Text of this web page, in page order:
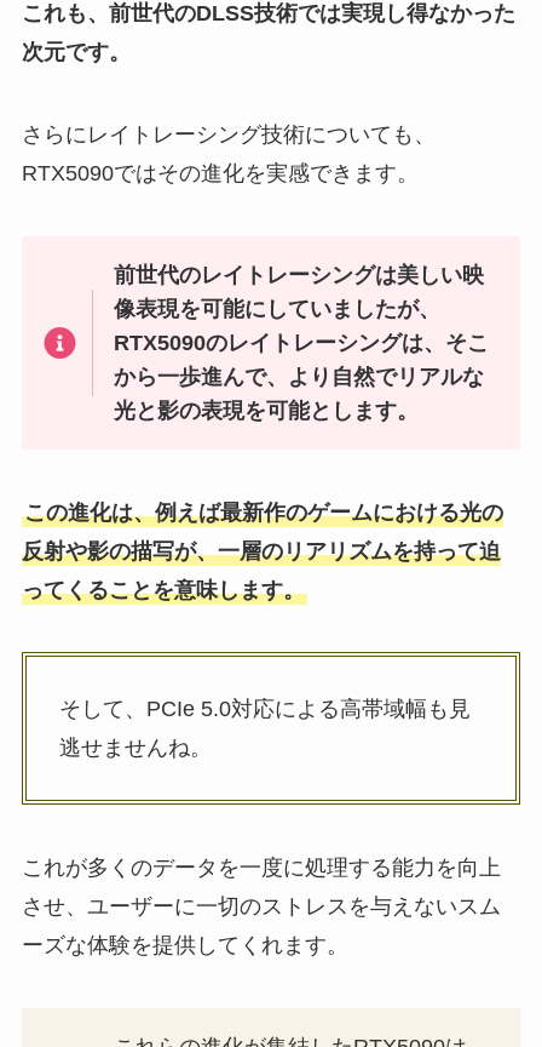
これも、前世代のDLSS技術では実現し得なかった
次元です。
さらにレイトレーシング技術についても、
RTX5090ではその進化を実感できます。
前世代のレイトレーシングは美しい映
像表現を可能にしていましたが、
RTX5090のレイトレーシングは、そこ
から一歩進んで、より自然でリアルな
光と影の表現を可能とします。
この進化は、例えば最新作のゲームにおける光の
反射や影の描写が、一層のリアリズムを持って迫
ってくることを意味します。
そして、PCIe 5.0対応による高帯域幅も見
逃せませんね。
これが多くのデータを一度に処理する能力を向上
させ、ユーザーに一切のストレスを与えないスム
ーズな体験を提供してくれます。